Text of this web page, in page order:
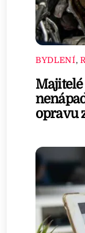
BYDLENÍ,
Majitelé
opravu